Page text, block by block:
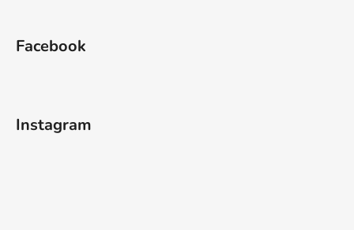
Facebook
Instagram